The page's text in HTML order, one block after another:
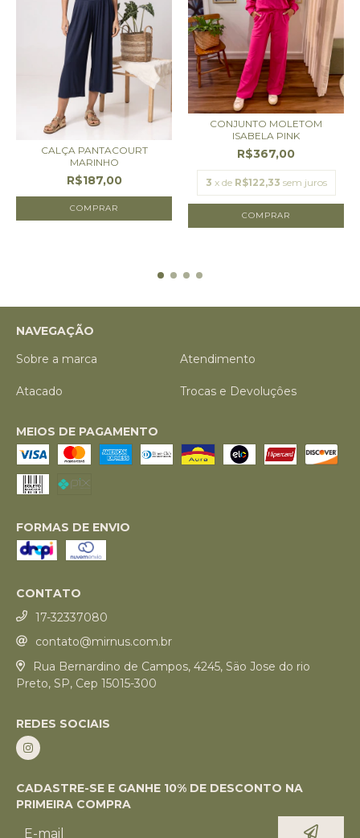
CALÇA PANTACOURT
MARINHO
R$187,00
COMPRAR
CONJUNTO MOLETOM
ISABELA PINK
R$367,00
3 x de R$122,33 sem juros
COMPRAR
NAVEGAÇÃO
Sobre a marca
Atendimento
Atacado Trocas e Devoluçôes
MEIOS DE PAGAMENTO
FORMAS DE ENVIO
CONTATO
17-32337080
contato@mirnus.com.br
Rua Bernardino de Campos, 4245, Säo Jose do rio
Preto, SP, Cep 15015-300
REDES SOCIAIS
CADASTRE-SE E GANHE 10% DE DESCONTO NA
PRIMEIRA COMPRA